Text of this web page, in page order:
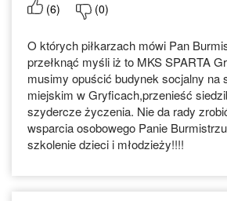
(6) (0)
O których piłkarzach mówi Pan
przełknąć myśli iż to MKS SPARTA
musimy opuścić budynek socjalny na
miejskim w Gryficach,przenieść
szydercze życzenia. Nie da rady
wsparcia osobowego Panie
szkolenie dzieci i młodzieży!!!!